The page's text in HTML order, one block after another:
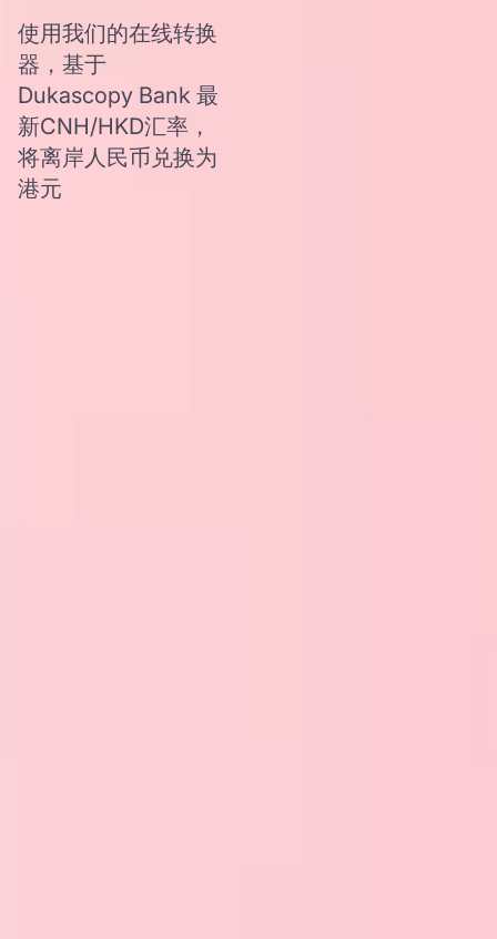
使用我们的在线转换
器，基于
Dukascopy Bank 最
新CNH/HKD汇率，
将离岸人民币兑换为
港元